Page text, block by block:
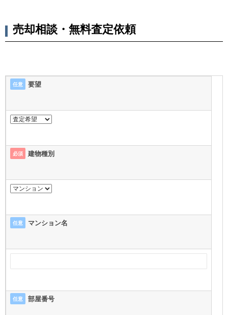
売却相談・無料査定依頼
任意 要望
必須 建物種別
任意 マンション名
任意 部屋番号